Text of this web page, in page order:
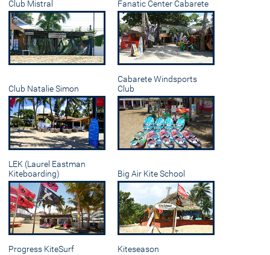
Club Mistral Fanatic Center Cabarete
Club Natalie Simon
Cabarete Windsports
Club
LEK (Laurel Eastman
Kiteboarding)
Big Air Kite School
Progress KiteSurf Kiteseason